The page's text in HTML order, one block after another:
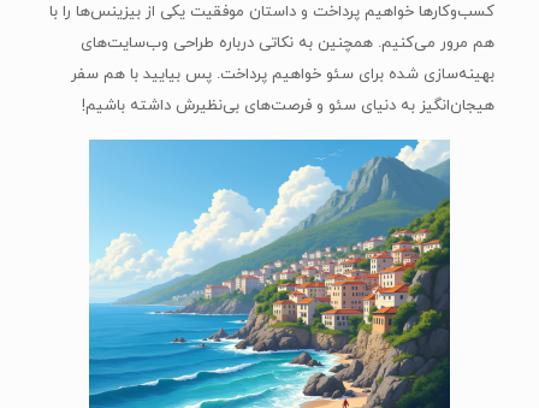
کسب‌وکارها خواهیم پرداخت و داستان موفقیت یکی از بیزینس‌ها را با
هم مرور می‌کنیم. همچنین به نکاتی درباره طراحی وب‌سایت‌های
بهینه‌سازی شده برای سئو خواهیم پرداخت. پس بیایید با هم سفر
هیجان‌انگیز به دنیای سئو و فرصت‌های بی‌نظیرش داشته باشیم!